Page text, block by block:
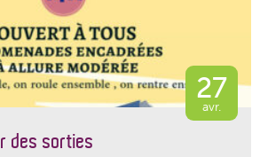
27
avr.
des sorties